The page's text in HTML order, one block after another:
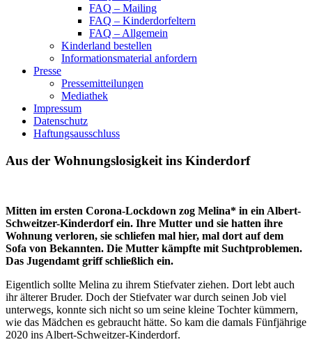
FAQ – Mailing
FAQ – Kinderdorfeltern
FAQ – Allgemein
Kinderland bestellen
Informationsmaterial anfordern
Presse
Pressemitteilungen
Mediathek
Impressum
Datenschutz
Haftungsausschluss
Aus der Wohnungslosigkeit ins Kinderdorf
Mitten im ersten Corona-Lockdown zog Melina* in ein Albert-
Schweitzer-Kinderdorf ein. Ihre Mutter und sie hatten ihre
Wohnung verloren, sie schliefen mal hier, mal dort auf dem
Sofa von Bekannten. Die Mutter kämpfte mit Suchtproblemen.
Das Jugendamt griff schließlich ein.
Eigentlich sollte Melina zu ihrem Stiefvater ziehen. Dort lebt auch
ihr älterer Bruder. Doch der Stiefvater war durch seinen Job viel
unterwegs, konnte sich nicht so um seine kleine Tochter kümmern,
wie das Mädchen es gebraucht hätte. So kam die damals Fünfjährige
2020 ins Albert-Schweitzer-Kinderdorf.